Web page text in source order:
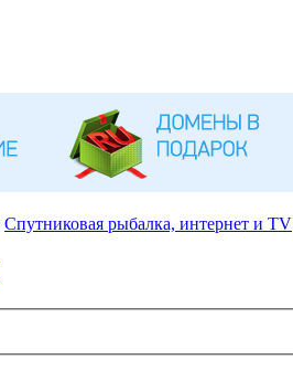
Спутниковая рыбалка, интернет и TV